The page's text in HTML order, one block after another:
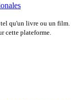
qu'un livre ou un film.
cette plateforme.